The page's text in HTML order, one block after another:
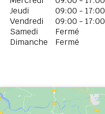
Jeudi
09:00 - 17:00
Vendredi
09:00 - 17:00
Samedi
Fermé
Dimanche
Fermé